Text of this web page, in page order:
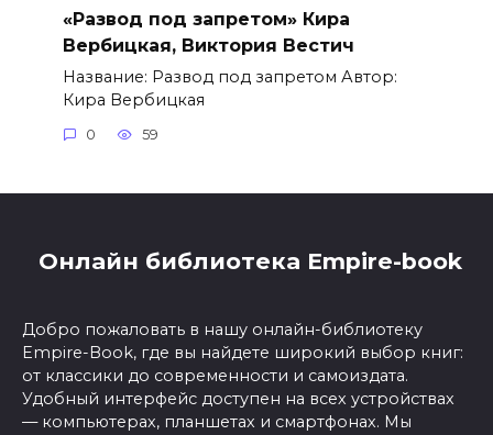
«Развод под запретом» Кира
Вербицкая, Виктория Вестич
Название: Развод под запретом Автор:
Кира Вербицкая
0 59
Онлайн библиотека Empire-book
Добро пожаловать в нашу онлайн-библиотеку
Empire-Book, где вы найдете широкий выбор книг:
от классики до современности и самоиздата.
Удобный интерфейс доступен на всех устройствах
— компьютерах, планшетах и смартфонах. Мы